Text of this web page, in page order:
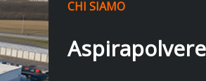
CHI SIAMO